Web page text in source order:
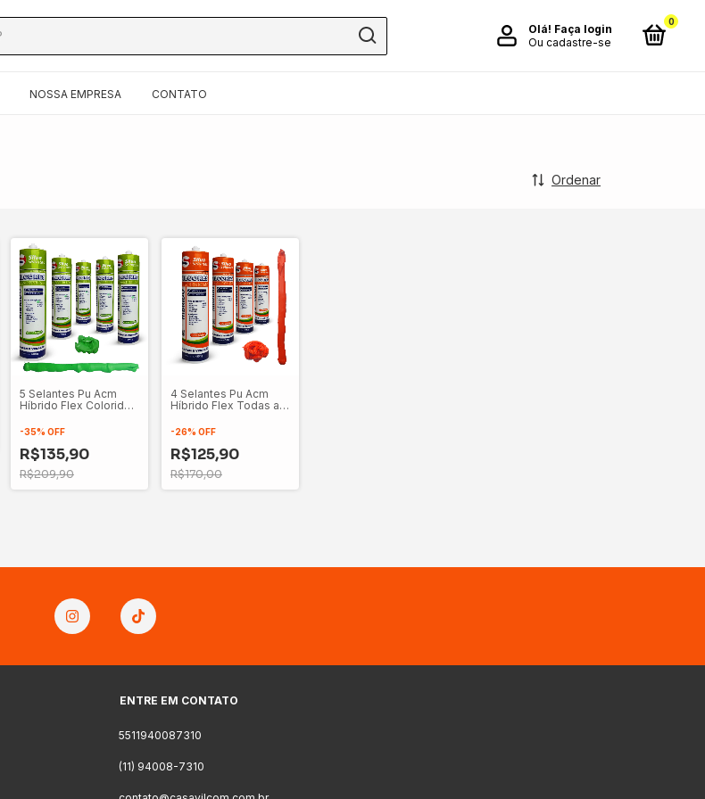
Olá! Faça login
Ou cadastre-se
0
NOSSA EMPRESA CONTATO
Ordenar
5 Selantes Pu Acm
Híbrido Flex Colorido -
-35% OFF
R$135,90
R$209,90
4 Selantes Pu Acm
Híbrido Flex Todas as
-26% OFF
R$125,90
R$170,00
ENTRE EM CONTATO
5511940087310
(11) 94008-7310